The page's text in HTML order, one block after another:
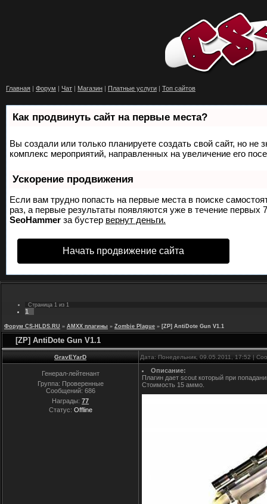
Главная | Форум | Чат | Магазин | Платные услуги | Топ сайтов
Как продвинуть сайт на первые места?
Вы создали или только планируете создать свой сайт, но не
комплекс мероприятий, направленных на увеличение его
Ускорение продвижения
Если вам трудно попасть на первые места в поиске
раз, а первые результаты появляются уже в течение первых
SeoHammer за бустер вернут деньги.
Начать продвижение сайта
Страница 1 из 1
1
Форум CS-HLDS.RU » AMXX плагины » Zombie Plague » [ZP] AntiDote Gun V1.1
[ZP] AntiDote Gun V1.1
GravEYarD Дата: Понедельник, 09.05.2011, 17:52 |
Генерал-лейтенант
Группа: Проверенные
Сообщений: 686
Награды: 77
Статус: Offline
Описание:
Плагин дает scout который при
Стоимость 15 аммо.